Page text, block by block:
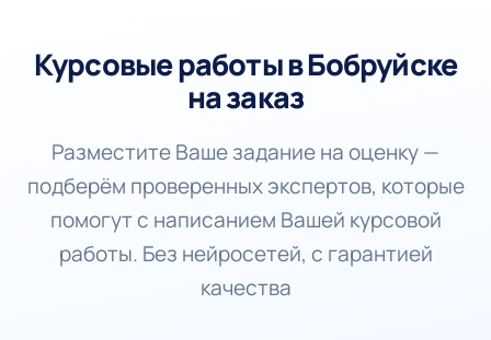
Курсовые работы в Бобруйске
на заказ
Разместите Ваше задание на оценку —
подберём проверенных экспертов, которые
помогут с написанием Вашей курсовой
работы. Без нейросетей, с гарантией
качества